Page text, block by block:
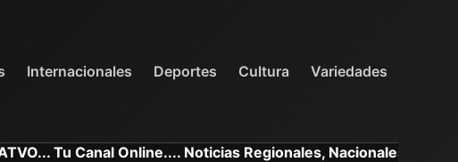
Internacionales Deportes Cultura Variedades
Online.... Noticias Regionales, Nacionales e Internacionales.